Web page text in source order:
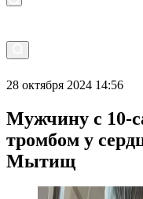
28 октября 2024 14:56
Мужчину с 10-
тромбом у
Мытищ